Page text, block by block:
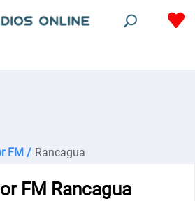
FM / Rancagua
FM Rancagua